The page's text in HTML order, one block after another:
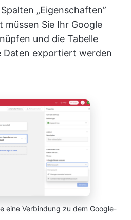
„Eigenschaften”
müssen Sie Ihr Google
und die Tabelle
Daten exportiert werden
eine Verbindung zu dem Google-